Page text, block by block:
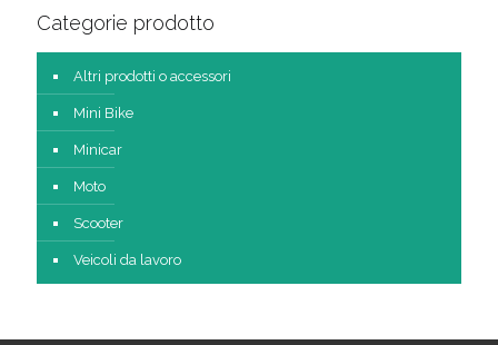
Categorie prodotto
Altri prodotti o accessori
Mini Bike
Minicar
Moto
Scooter
Veicoli da lavoro